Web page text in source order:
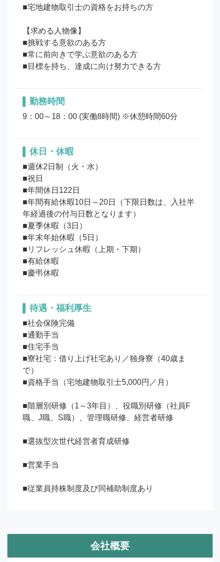
■宅地建物取引士の資格をお持ちの方
【求める人物像】
■挑戦する意欲のある方
■常に前向きで学ぶ意欲のある方
勤務時間
9：00～18：00 (実働8時間) ※休憩時間60分
休日・休暇
■週休2日制（火・水）
■祝日
■年間休日122日
■年間有給休暇10日～20日（下限日数は、入社半
年経過後の付与日数となります）
■夏季休暇（3日）
■年末年始休暇（5日）
■リフレッシュ休暇（上期・下期）
■有給休暇
待遇・福利厚生
■社会保険完備
■通勤手当
■住宅手当
■寮社宅：借り上げ社宅あり／独身寮（40歳ま
で）
■資格手当（宅地建物取引士5,000円／月）
■階層別研修（1～3年目）、役職別研修（社員F
職、J職、S職）、管理職研修、経営者研修
■選抜型次世代経営者育成研修
■営業手当
■従業員持株制度及び同補助制度あり
会社概要